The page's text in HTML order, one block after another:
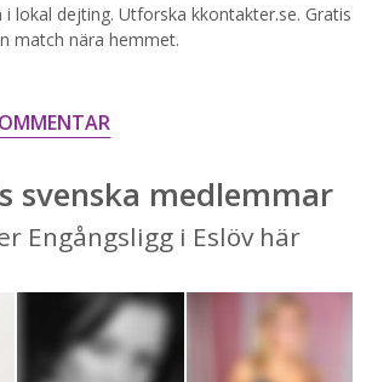
lokal dejting. Utforska kkontakter.se. Gratis
match nära hemmet.
svenska medlemmar
Engångsligg i Eslöv här